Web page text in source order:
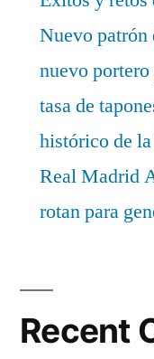
Nuevo
nuevo
tasa de
histórico de
Real Madrid
rotan para
Recent